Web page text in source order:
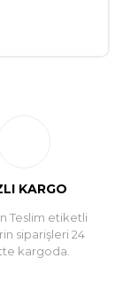
KARGO
Teslim etiketli
siparişleri 24
kargoda.